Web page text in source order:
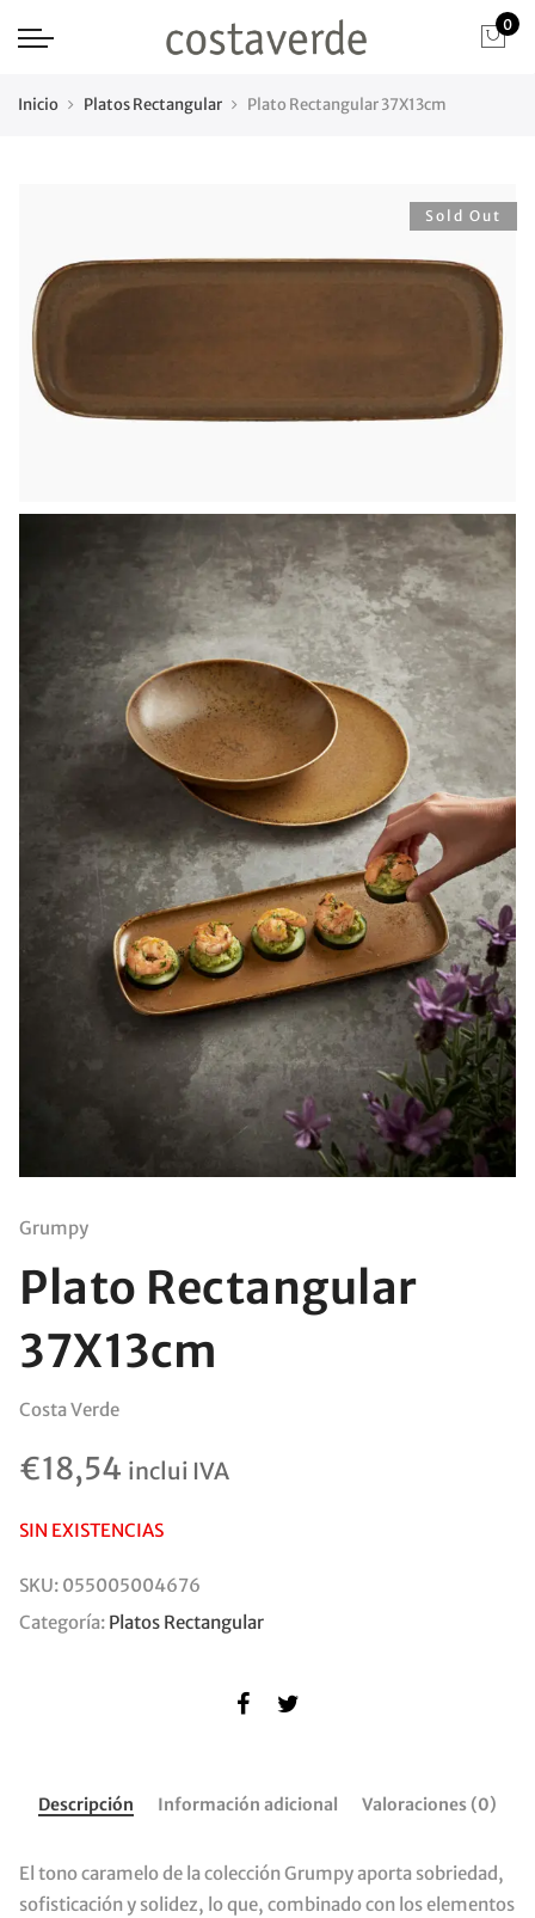
0
Inicio Platos Rectangular Plato Rectangular 37X13cm
Sold Out
Grumpy
Plato Rectangular
37X13cm
Costa Verde
€18,54 inclui IVA
SIN EXISTENCIAS
SKU: 055005004676
Categoría: Platos Rectangular
Descripción Información adicional Valoraciones (0)
El tono caramelo de la colección Grumpy aporta sobriedad,
sofisticación y solidez, lo que, combinado con los elementos